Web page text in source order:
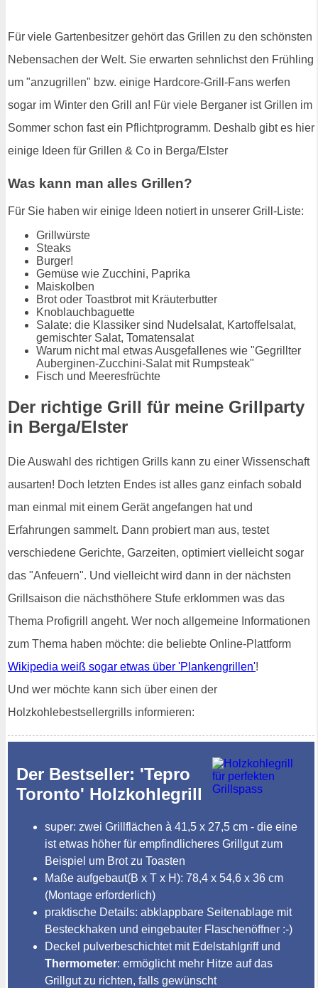
Für viele Gartenbesitzer gehört das Grillen zu den schönsten
Nebensachen der Welt. Sie erwarten sehnlichst den Frühling
um "anzugrillen" bzw. einige Hardcore-Grill-Fans werfen
sogar im Winter den Grill an! Für viele Berganer ist Grillen im
Sommer schon fast ein Pflichtprogramm. Deshalb gibt es hier
einige Ideen für Grillen & Co in Berga/Elster
Was kann man alles Grillen?
Für Sie haben wir einige Ideen notiert in unserer Grill-Liste:
Grillwürste
Steaks
Burger!
Gemüse wie Zucchini, Paprika
Maiskolben
Brot oder Toastbrot mit Kräuterbutter
Knoblauchbaguette
Salate: die Klassiker sind Nudelsalat, Kartoffelsalat,
gemischter Salat, Tomatensalat
Warum nicht mal etwas Ausgefallenes wie "Gegrillter
Auberginen-Zucchini-Salat mit Rumpsteak"
Fisch und Meeresfrüchte
Der richtige Grill für meine Grillparty
in Berga/Elster
Die Auswahl des richtigen Grills kann zu einer Wissenschaft
ausarten! Doch letzten Endes ist alles ganz einfach sobald
man einmal mit einem Gerät angefangen hat und
Erfahrungen sammelt. Dann probiert man aus, testet
verschiedene Gerichte, Garzeiten, optimiert vielleicht sogar
das "Anfeuern". Und vielleicht wird dann in der nächsten
Grillsaison die nächsthöhere Stufe erklommen was das
Thema Profigrill angeht. Wer noch allgemeine Informationen
zum Thema haben möchte: die beliebte Online-Plattform
Wikipedia weiß sogar etwas über 'Plankengrillen'!
Und wer möchte kann sich über einen der
Holzkohlebestsellergrills informieren:
Der Bestseller: 'Tepro
Toronto' Holzkohlegrill
super: zwei Grillflächen à 41,5 x 27,5 cm - die eine
ist etwas höher für empfindlicheres Grillgut zum
Beispiel um Brot zu Toasten
Maße aufgebaut(B x T x H): 78,4 x 54,6 x 36 cm
(Montage erforderlich)
praktische Details: abklappbare Seitenablage mit
Besteckhaken und eingebauter Flaschenöffner :-)
Deckel pulverbeschichtet mit Edelstahlgriff und
Thermometer: ermöglicht mehr Hitze auf das
Grillgut zu richten, falls gewünscht